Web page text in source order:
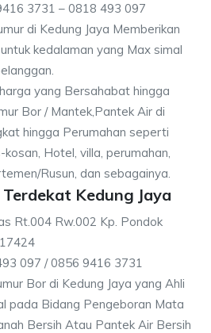
3731 – 0818 493 097
di Kedung Jaya Memberikan
kedalaman yang Max simal
yang Bersahabat hingga
Bor / Mantek,Pantek Air di
hingga Perumahan seperti
Hotel, villa, perumahan,
Rusun, dan sebagainya.
Kedung Jaya
Rt.004 Rw.002 Kp. Pondok
097 / 0856 9416 3731
Bor di Kedung Jaya yang Ahli
pada Bidang Pengeboran Mata
Bersih Atau Pantek Air Bersih